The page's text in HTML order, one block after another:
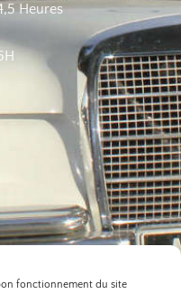
fonctionnement du site
Heures